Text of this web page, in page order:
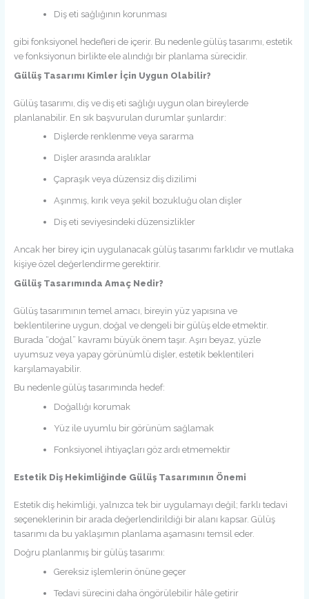
Diş eti sağlığının korunması
gibi fonksiyonel hedefleri de içerir. Bu nedenle gülüş tasarımı, estetik
ve fonksiyonun birlikte ele alındığı bir planlama sürecidir.
Gülüş Tasarımı Kimler İçin Uygun Olabilir?
Gülüş tasarımı, diş ve diş eti sağlığı uygun olan bireylerde
planlanabilir. En sık başvurulan durumlar şunlardır:
Dişlerde renklenme veya sararma
Dişler arasında aralıklar
Çapraşık veya düzensiz diş dizilimi
Aşınmış, kırık veya şekil bozukluğu olan dişler
Diş eti seviyesindeki düzensizlikler
Ancak her birey için uygulanacak gülüş tasarımı farklıdır ve mutlaka
kişiye özel değerlendirme gerektirir.
Gülüş Tasarımında Amaç Nedir?
Gülüş tasarımının temel amacı, bireyin yüz yapısına ve
beklentilerine uygun, doğal ve dengeli bir gülüş elde etmektir.
Burada “doğal” kavramı büyük önem taşır. Aşırı beyaz, yüzle
uyumsuz veya yapay görünümlü dişler, estetik beklentileri
karşılamayabilir.
Bu nedenle gülüş tasarımında hedef:
Doğallığı korumak
Yüz ile uyumlu bir görünüm sağlamak
Fonksiyonel ihtiyaçları göz ardı etmemektir
Estetik Diş Hekimliğinde Gülüş Tasarımının Önemi
Estetik diş hekimliği, yalnızca tek bir uygulamayı değil; farklı tedavi
seçeneklerinin bir arada değerlendirildiği bir alanı kapsar. Gülüş
tasarımı da bu yaklaşımın planlama aşamasını temsil eder.
Doğru planlanmış bir gülüş tasarımı:
Gereksiz işlemlerin önüne geçer
Tedavi sürecini daha öngörülebilir hâle getirir